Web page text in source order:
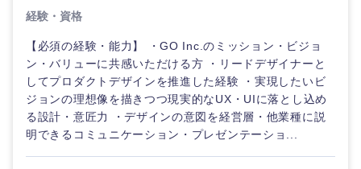
九州・沖縄
福岡県 佐賀県
長崎県 熊本県
大分県 宮崎県
経験・資格
【必須の経験・能力】 ・GO Inc.のミッション・ビジョ
ン・バリューに共感いただける方 ・リードデザイナーと
してプロダクトデザインを推進した経験 ・実現したいビ
ジョンの理想像を描きつつ現実的なUX・UIに落とし込め
る設計・意匠力 ・デザインの意図を経営層・他業種に説
明できるコミュニケーション・プレゼンテーショ...